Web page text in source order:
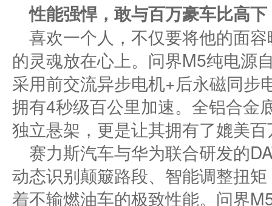
性能强悍， 敢与百万豪车比高下
喜欢一个人，不仅要将他的面
的灵魂放在心上。问界M5纯电源
采用前交流异步电机+后永磁同步
拥有4秒级百公里加速。全铝合金
独立悬架，更是让其拥有了媲美
赛力斯汽车与华为联合研发的
动态识别颠簸路段、智能调整扭
着不输燃油车的极致性能。问界